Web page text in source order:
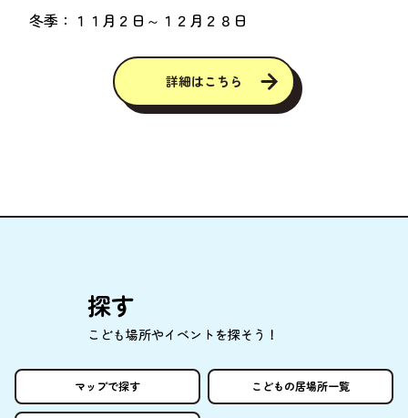
冬季：１１月２日～１２月２８日
詳細はこちら
探す
こども場所やイベントを探そう！
マップで探す こどもの居場所一覧